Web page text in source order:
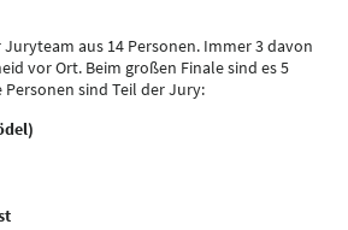
aus 14 Personen. Immer 3 davon
vor Ort. Beim großen Finale sind es 5
sind Teil der Jury: